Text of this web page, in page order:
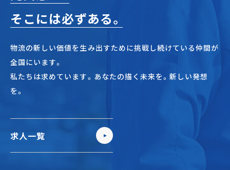
そこには必ずある。
物流の新しい価値を生み出すために挑戦し続けている仲間が
全国にいます。
私たちは求めています。あなたの描く未来を。新しい発想
を。
求人一覧